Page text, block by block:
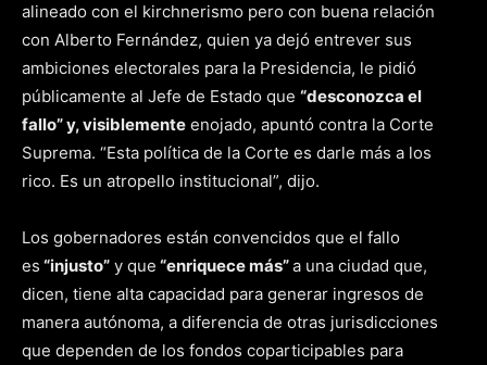
alineado con el kirchnerismo pero con buena relación
con Alberto Fernández, quien ya dejó entrever sus
ambiciones electorales para la Presidencia, le pidió
públicamente al Jefe de Estado que “desconozca el
fallo” y, visiblemente enojado, apuntó contra la Corte
Suprema. “Esta política de la Corte es darle más a los
rico. Es un atropello institucional”, dijo.
Los gobernadores están convencidos que el fallo
es “injusto” y que “enriquece más”a una ciudad que,
dicen, tiene alta capacidad para generar ingresos de
manera autónoma, a diferencia de otras jurisdicciones
que dependen de los fondos coparticipables para